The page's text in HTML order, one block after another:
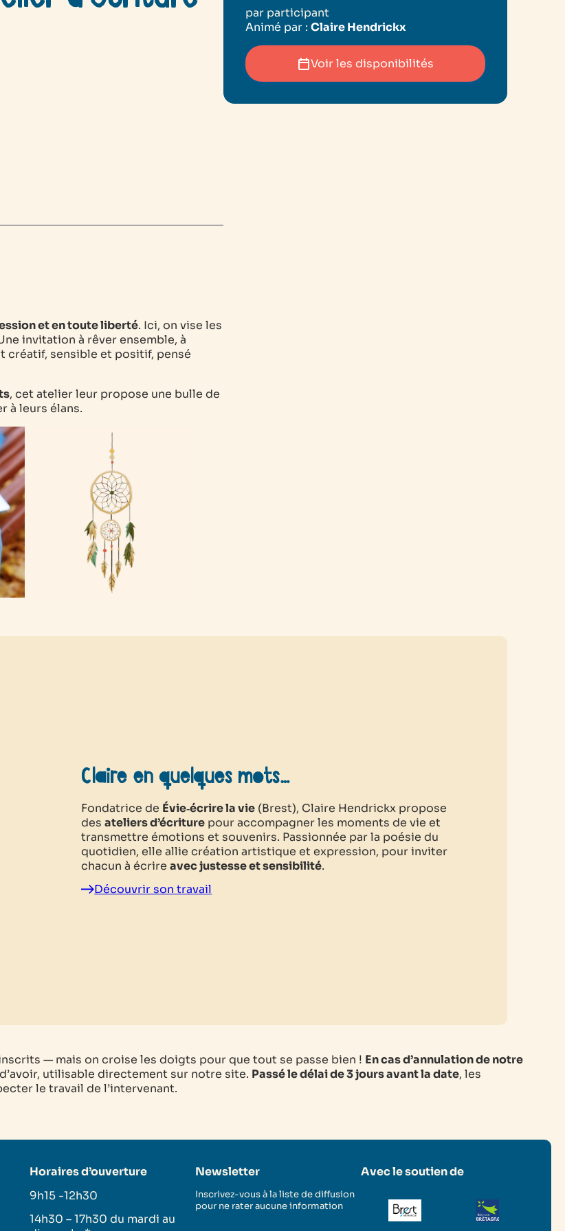
et en toute liberté. Ici, on vise les
invitation à rêver ensemble, à
créatif, sensible et positif, pensé
, cet atelier leur propose une bulle de
à leurs élans.
par participant
Animé par : Claire Hendrickx
Voir les disponibilités
Claire en quelques mots…
Fondatrice de Évie‑écrire la vie (Brest), Claire Hendrickx propose
des ateliers d’écriture pour accompagner les moments de vie et
transmettre émotions et souvenirs. Passionnée par la poésie du
quotidien, elle allie création artistique et expression, pour inviter
chacun à écrire avec justesse et sensibilité.
Découvrir son travail
— mais on croise les doigts pour que tout se passe bien ! En cas d’annulation de notre
utilisable directement sur notre site. Passé le délai de 3 jours avant la date, les
le travail de l’intervenant.
Horaires d’ouverture
9h15 -12h30
14h30 – 17h30 du mardi au
Newsletter
Inscrivez-vous à la liste de diffusion
pour ne rater aucune information
Avec le soutien de